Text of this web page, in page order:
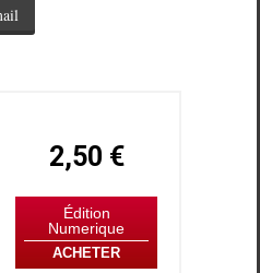
2,50 €
Édition
Numerique
ACHETER